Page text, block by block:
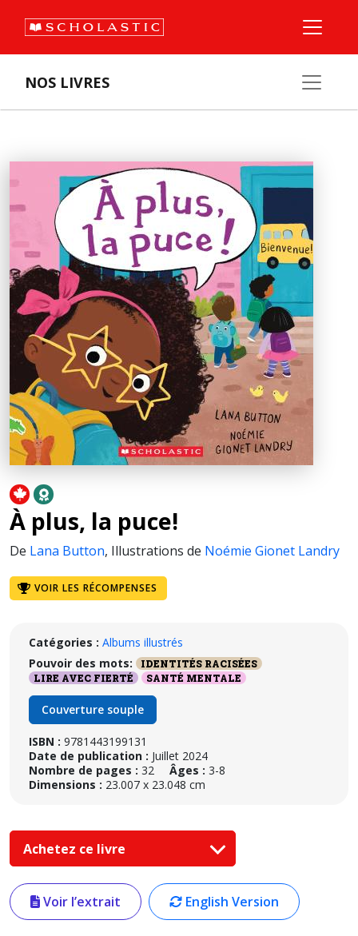
NOS LIVRES
À plus, la puce!
De Lana Button, Illustrations de Noémie Gionet Landry
VOIR LES RÉCOMPENSES
Catégories : Albums illustrés
Pouvoir des mots:
IDENTITÉS RACISÉES
LIRE AVEC FIERTÉ
SANTÉ MENTALE
Couverture souple
ISBN : 9781443199131
Date de publication : Juillet 2024
Nombre de pages : 32 Âges : 3-8
Dimensions : 23.007 x 23.048 cm
Achetez ce livre
Voir l’extrait English Version